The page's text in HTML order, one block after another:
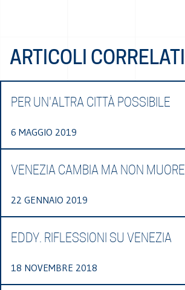
ARTICOLI CORRELATI
PER UN'ALTRA CITTÀ POSSIBILE
6 MAGGIO 2019
VENEZIA CAMBIA MA NON MUORE
22 GENNAIO 2019
EDDY. RIFLESSIONI SU VENEZIA
18 NOVEMBRE 2018